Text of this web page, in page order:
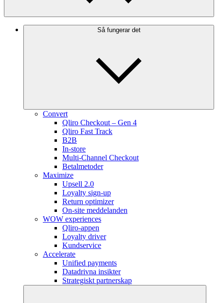
Så fungerar det
Convert
Qliro Checkout – Gen 4
Qliro Fast Track
B2B
In-store
Multi-Channel Checkout
Betalmetoder
Maximize
Upsell 2.0
Loyalty sign-up
Return optimizer
On-site meddelanden
WOW experiences
Qliro-appen
Loyalty driver
Kundservice
Accelerate
Unified payments
Datadrivna insikter
Strategiskt partnerskap